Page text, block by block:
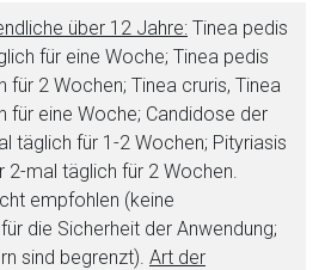
über 12 Jahre: Tinea pedis
für eine Woche; Tinea pedis
für 2 Wochen; Tinea cruris, Tinea
für eine Woche; Candidose der
täglich für 1-2 Wochen; Pityriasis
mal täglich für 2 Wochen.
empfohlen (keine
die Sicherheit der Anwendung;
sind begrenzt). Art der
zur rote-liste.de Zur Seite